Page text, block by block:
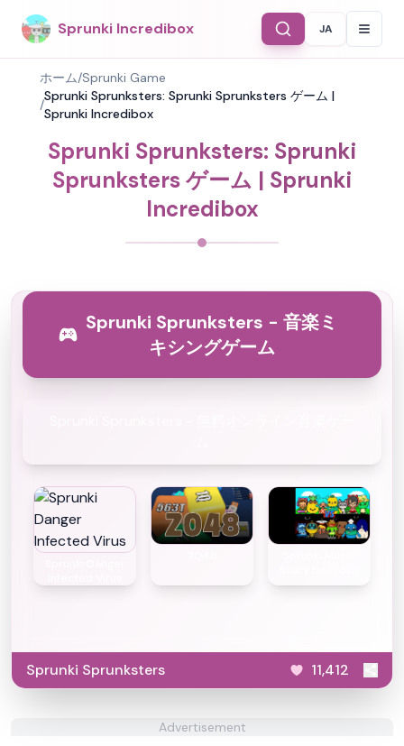
Sprunki Incredibox Select
JA
ホーム/Sprunki Game
/
Sprunki Sprunksters: Sprunki Sprunksters ゲーム |
Sprunki Incredibox
Sprunki Sprunksters: Sprunki
Sprunksters ゲーム | Sprunki
Incredibox
Sprunki Sprunksters - 音楽ミ
キシングゲーム
Sprunki Sprunksters 11,412
Advertisement